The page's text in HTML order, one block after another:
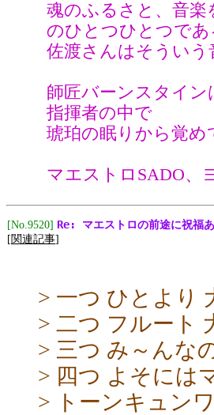
魂のふるさと、音楽
のひとつひとつで
佐渡さんはそうい
師匠バーンスタイ
指揮者の中で
琥珀の眠りから覚
マエストロSADO、
[No.9520] Re: マエストロの前途に祝福あ
[関連記事]
> 一つ ひとより
> 二つ フルート
> 三つ み～んな
> 四つ よそには
> トーンキュン